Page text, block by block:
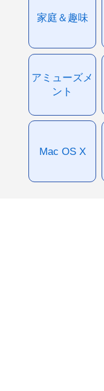
家庭＆趣味
アミューズメ
ント
Mac OS X